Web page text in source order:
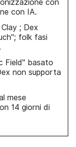
con
con IA.
; Dex
folk fasi
Field" basato
non supporta
mese
14 giorni di